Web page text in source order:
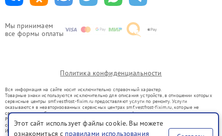
Мы принимаем
все формы оплаты
Политика конфиденциальности
Вся информация на сайте носит исключительно справочный характер.
Товарные знаки используются исключительно для описания устройств, в отношении которых
сервисные центры smf.vestfrost-fixim.ru предоставляют услуги по ремонту. Услуги
оказываются в неавторизованных сервисных центрах smf.vestfrost-fixim.ru, которые не
связаны с правообладателями товарных знаков или их официальными представителями.
Ремонт осуществляется для устройств, уже введенных в гражданский оборот в соответствии
со статьей 1487 ГК РФ.
Использование товарных знаков не преследует цели индивидуализации услуг или введения
Этот сайт использует файлы cookie. Вы можете
ознакомиться с правилами использования